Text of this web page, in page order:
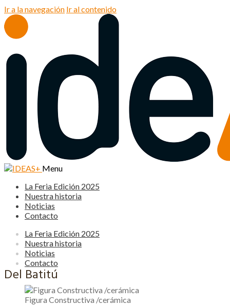
Ir a la navegación Ir al contenido
Menu
La Feria Edición 2025
Nuestra historia
Noticias
Contacto
La Feria Edición 2025
Nuestra historia
Noticias
Contacto
Del Batitú
Figura Constructiva /cerámica